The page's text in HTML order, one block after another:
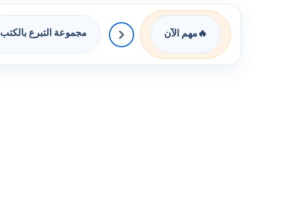
🔥 مهم الآن مجموعة التبرع بالكتب